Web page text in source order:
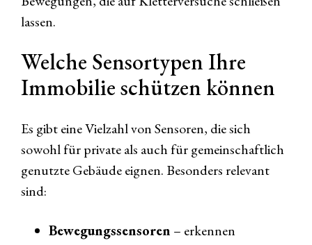
lassen.
Welche Sensortypen Ihre
Immobilie schützen können
Es gibt eine Vielzahl von Sensoren, die sich
sowohl für private als auch für gemeinschaftlich
genutzte Gebäude eignen. Besonders relevant
sind:
Bewegungssensoren – erkennen